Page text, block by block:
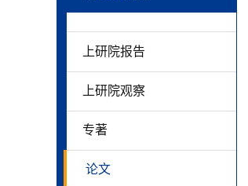
上研院报告
上研院观察
专著
论文